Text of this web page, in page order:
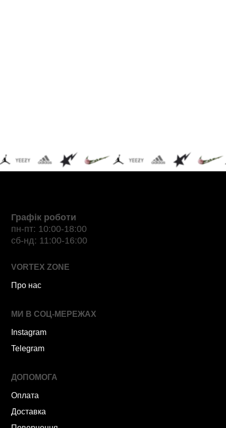
Графік роботи
пн-пт: 10:00-18:00
сб-нд: 11:00-16:00
VORTEX ZONE
Про нас
МИ В СОЦ-МЕРЕЖАХ
Instagram
Telegram
ДОПОМОГА
Оплата
Доставка